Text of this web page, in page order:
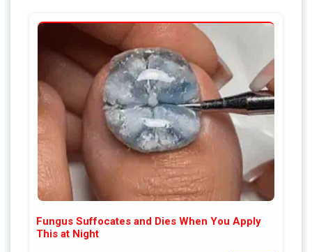
Fungus Suffocates and Dies When You Apply
This at Night